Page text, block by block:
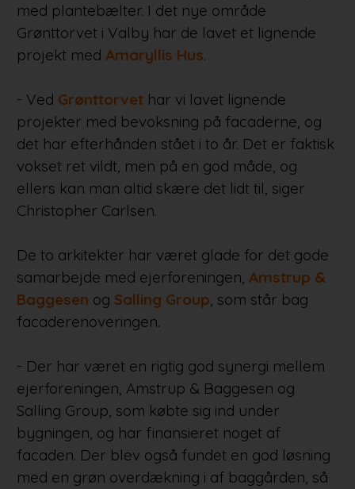
med plantebælter. I det nye område
Grønttorvet i Valby har de lavet et lignende
projekt med Amaryllis Hus.
- Ved Grønttorvethar vi lavet lignende
projekter med bevoksning på facaderne, og
det har efterhånden stået i to år. Det er faktisk
vokset ret vildt, men på en god måde, og
ellers kan man altid skære det lidt til, siger
Christopher Carlsen.
De to arkitekter har været glade for det gode
samarbejde med ejerforeningen, Amstrup &
Baggesen og Salling Group, som står bag
facaderenoveringen.
- Der har været en rigtig god synergi mellem
ejerforeningen, Amstrup & Baggesen og
Salling Group, som købte sig ind under
bygningen, og har finansieret noget af
facaden. Der blev også fundet en god løsning
med en grøn overdækning i af baggården, så